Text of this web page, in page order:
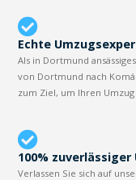
Echte
Als in Dortmund
von Dortmund nach
zum Ziel, um Ihren
100%
Verlassen Sie sich auf